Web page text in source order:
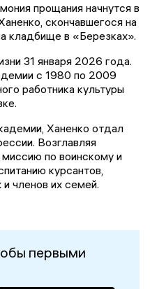
прощания начнутся в
скончавшегося на
кладбище в «Березках».
31 января 2026 года.
с 1980 по 2009
работника культуры
Ханенко отдал
Возглавляя
по воинскому и
курсантов,
членов их семей.
первыми